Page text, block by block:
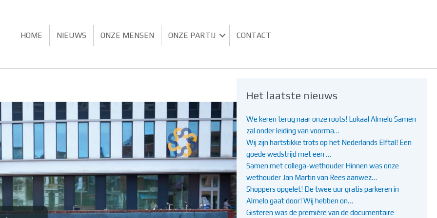
HOME NIEUWS ONZE MENSEN ONZE PARTIJ CONTACT
Het laatste nieuws
We keren terug naar onze roots! Lokaal Almelo Samen
zal onder leiding van voorma…
Wij zijn hartstikke trots op het Nederlands Elftal! Een
goede wedstrijd met een …
Samen met collega-wethouder Hinnen was onze
wethouder Jan Martin van Rees aanwez…
Shoppers opgelet! De twee uur gratis parkeren in
Almelo gaat door! Wij hebben on…
Gisteren was de première van de documentaire